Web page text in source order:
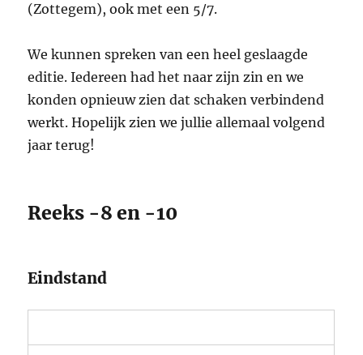
(Zottegem), ook met een 5/7.
We kunnen spreken van een heel geslaagde
editie. Iedereen had het naar zijn zin en we
konden opnieuw zien dat schaken verbindend
werkt. Hopelijk zien we jullie allemaal volgend
jaar terug!
Reeks -8 en -10
Eindstand